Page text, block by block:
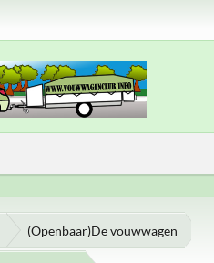
(Openbaar)De vouwwagen